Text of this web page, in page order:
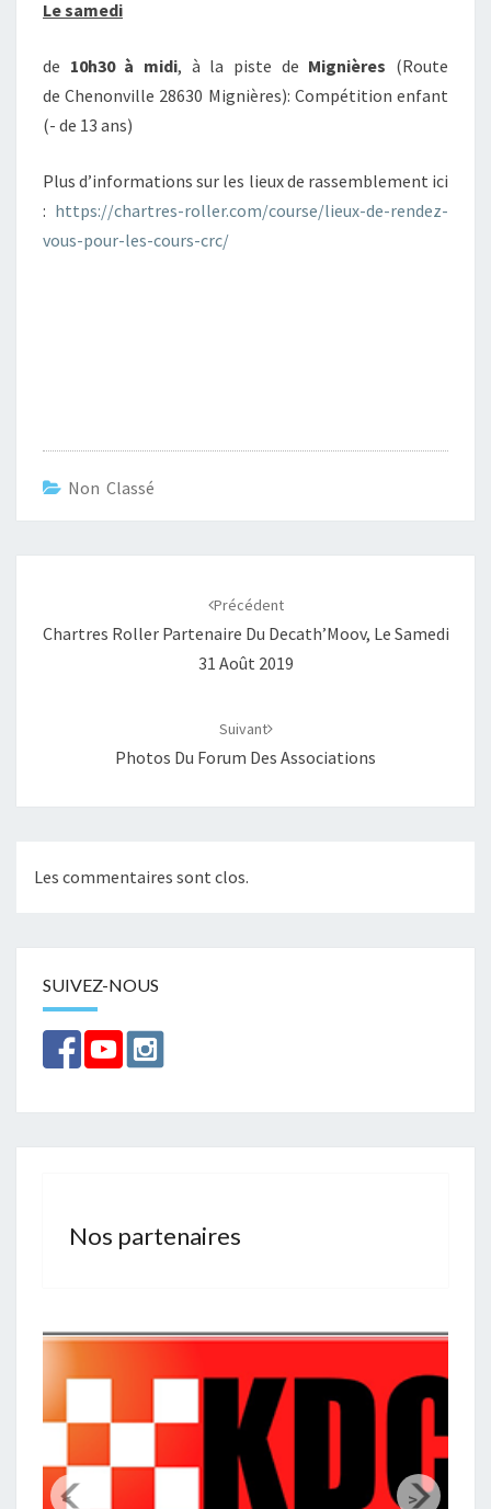
Le samedi
de 10h30 à midi, à la piste de Mignières (Route
de Chenonville 28630 Mignières): Compétition enfant
(- de 13 ans)
Plus d’informations sur les lieux de rassemblement ici
: https://chartres-roller.com/course/lieux-de-rendez-
vous-pour-les-cours-crc/
Non Classé
Précédent
Chartres Roller Partenaire Du Decath’Moov, Le Samedi
31 Août 2019
Suivant
Photos Du Forum Des Associations
Les commentaires sont clos.
SUIVEZ-NOUS
Nos partenaires
< >